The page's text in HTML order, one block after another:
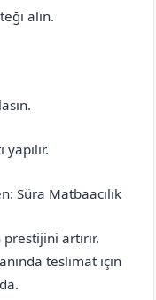
alın.
Süra Matbaacılık
artırır.
teslimat için